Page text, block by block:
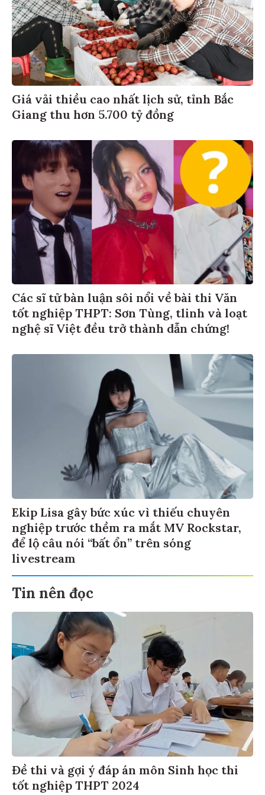
Giá vải thiều cao nhất lịch sử, tỉnh Bắc
Giang thu hơn 5.700 tỷ đồng
Các sĩ tử bàn luận sôi nổi về bài thi Văn
tốt nghiệp THPT: Sơn Tùng, tlinh và loạt
nghệ sĩ Việt đều trở thành dẫn chứng!
Ekip Lisa gây bức xúc vì thiếu chuyên
nghiệp trước thềm ra mắt MV Rockstar,
để lộ câu nói “bất ổn” trên sóng
livestream
Tin nên đọc
Đề thi và gợi ý đáp án môn Sinh học thi
tốt nghiệp THPT 2024